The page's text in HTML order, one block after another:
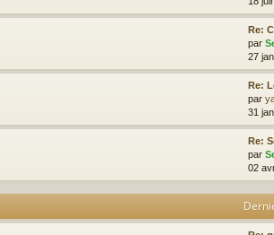
Re:
par
27
Re:
par
31
Re:
par
02